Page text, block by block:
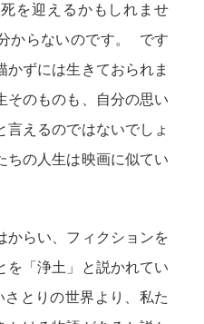
を迎えるかもしれませ
からないのです。 です
かずには生きておられま
そのものも、自分の思い
言えるのではないでしょ
ちの人生は映画に似てい
からい、フィクションを
を「浄土」と説かれてい
とりの世界より、私た